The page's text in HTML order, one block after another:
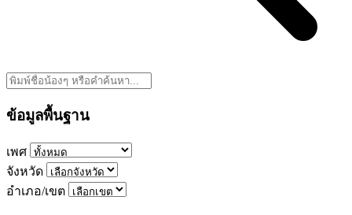
ข้อมูลพื้นฐาน
เพศ
จังหวัด
อำเภอ/เขต